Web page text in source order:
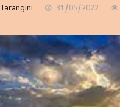
31/05/2022